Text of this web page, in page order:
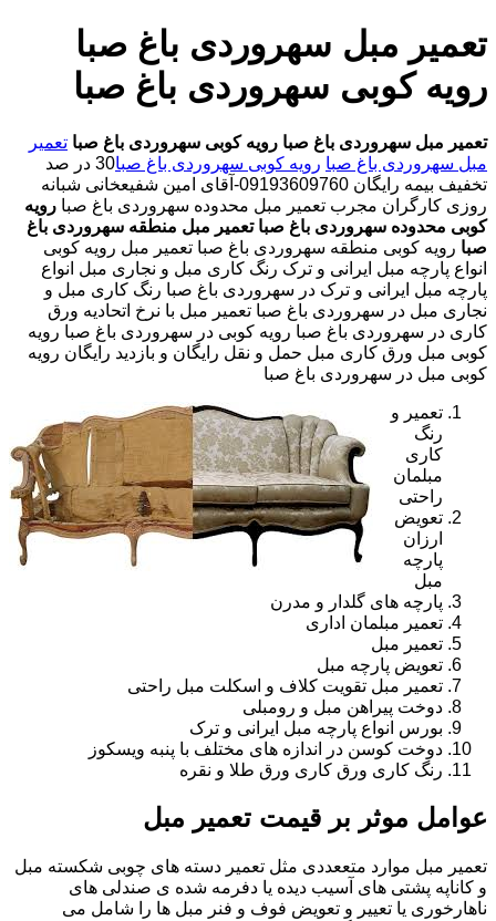
تعمیر مبل سهروردی باغ صبا
رویه کوبی سهروردی باغ صبا
تعمیر مبل سهروردی باغ صبا رویه کوبی سهروردی باغ صبا تعمیر
مبل سهروردی باغ صبا رویه کوبی سهروردی باغ صبا
30 در صد
تخفیف بیمه رایگان 09193609760-آقای امین شفیعخانی شبانه
روزی کارگران مجرب تعمیر مبل محدوده سهروردی باغ صبا رویه
کوبی محدوده سهروردی باغ صبا تعمیر مبل منطقه سهروردی باغ
صبا رویه کوبی منطقه سهروردی باغ صبا تعمیر مبل رویه کوبی
انواع پارچه مبل ایرانی و ترک رنگ کاری مبل و نجاری مبل انواع
پارچه مبل ایرانی و ترک در سهروردی باغ صبا رنگ کاری مبل و
نجاری مبل در سهروردی باغ صبا تعمیر مبل با نرخ اتحادیه ورق
کاری در سهروردی باغ صبا رویه کوبی در سهروردی باغ صبا رویه
کوبی مبل ورق کاری مبل حمل و نقل رایگان و بازدید رایگان رویه
کوبی مبل در سهروردی باغ صبا
تعمیر و
رنگ
کاری
مبلمان
راحتی
تعویض
ارزان
پارچه
مبل
پارچه های گلدار و مدرن
تعمیر مبلمان اداری
تعمیر مبل
تعویض پارچه مبل
تعمیر مبل تقویت کلاف و اسکلت مبل راحتی
دوخت پیراهن مبل و رومبلی
بورس انواع پارچه مبل ایرانی و ترک
دوخت کوسن در اندازه های مختلف با پنبه ویسکوز
رنگ کاری ورق کاری ورق طلا و نقره
عوامل موثر بر قیمت تعمیر مبل
تعمیر مبل موارد متععددی مثل تعمیر دسته های چوبی شکسته مبل
و کاناپه پشتی های آسیب دیده یا دفرمه شده ی صندلی های
ناهارخوری یا تعییر و تعویض فوف و فنر مبل ها را شامل می